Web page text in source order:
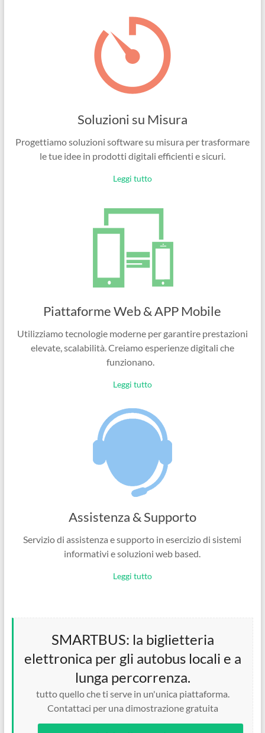
Soluzioni su Misura
Progettiamo soluzioni software su misura per trasformare
le tue idee in prodotti digitali efficienti e sicuri.
Leggi tutto
Piattaforme Web & APP Mobile
Utilizziamo tecnologie moderne per garantire prestazioni
elevate, scalabilità. Creiamo esperienze digitali che
funzionano.
Leggi tutto
Assistenza & Supporto
Servizio di assistenza e supporto in esercizio di sistemi
informativi e soluzioni web based.
Leggi tutto
SMARTBUS: la biglietteria
elettronica per gli autobus locali e a
lunga percorrenza.
tutto quello che ti serve in un'unica piattaforma.
Contattaci per una dimostrazione gratuita